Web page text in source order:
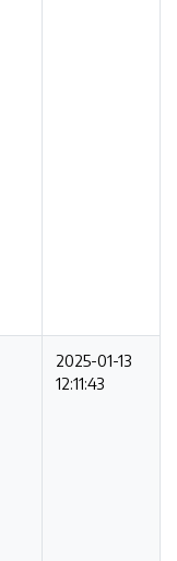
2025-01-13
12:11:43